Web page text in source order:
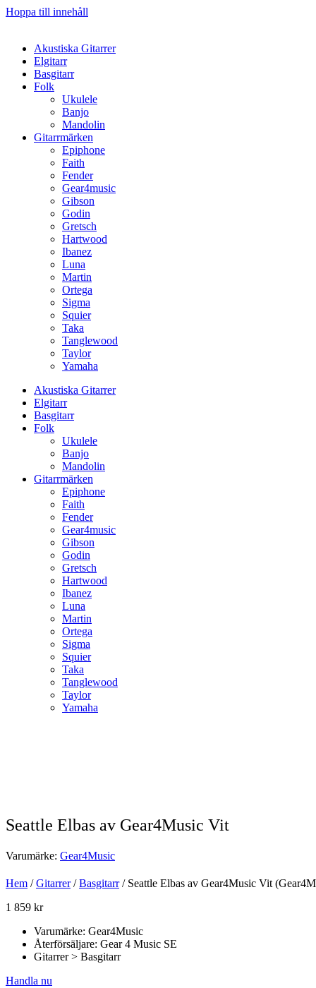
Hoppa till innehåll
Akustiska Gitarrer
Elgitarr
Basgitarr
Folk
Ukulele
Banjo
Mandolin
Gitarrmärken
Epiphone
Faith
Fender
Gear4music
Gibson
Godin
Gretsch
Hartwood
Ibanez
Luna
Martin
Ortega
Sigma
Squier
Taka
Tanglewood
Taylor
Yamaha
Akustiska Gitarrer
Elgitarr
Basgitarr
Folk
Ukulele
Banjo
Mandolin
Gitarrmärken
Epiphone
Faith
Fender
Gear4music
Gibson
Godin
Gretsch
Hartwood
Ibanez
Luna
Martin
Ortega
Sigma
Squier
Taka
Tanglewood
Taylor
Yamaha
Seattle Elbas av Gear4Music Vit
Varumärke: Gear4Music
Hem /Gitarrer/Basgitarr/ Seattle Elbas av Gear4Music Vit
1 859 kr
Varumärke: Gear4Music
Återförsäljare: Gear 4 Music SE
Gitarrer > Basgitarr
Handla nu